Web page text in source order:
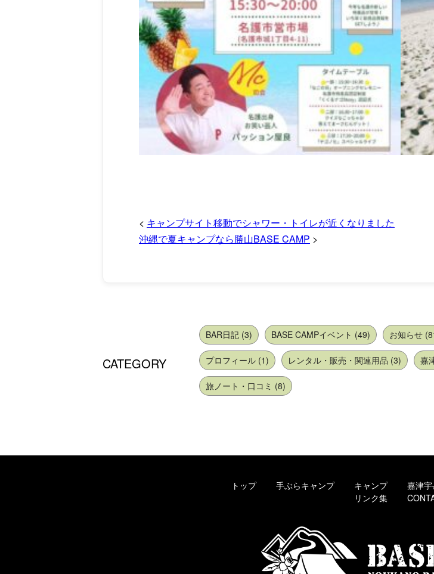
< キャンプサイト移動でシャワー・トイレが近くなりました
沖縄で夏キャンプなら勝山BASE CAMP >
CATEGORY
BAR日記 (3) BASE CAMPイベント (49) お知らせ
プロフィール (1) レンタル・販売・関連用品 (3) 嘉
旅ノート・口コミ (8)
トップ 手ぶらキャンプ キャンプ 嘉津
リンク集